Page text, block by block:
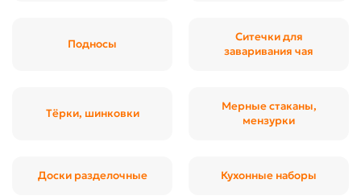
Подносы
Ситечки для
заваривания чая
Тёрки, шинковки
Мерные стаканы,
мензурки
Доски разделочные Кухонные наборы